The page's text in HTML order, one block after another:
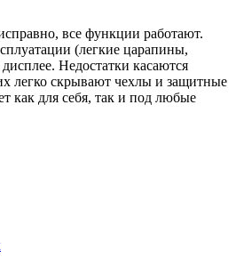
все функции работают.
(легкие царапины,
Недостатки касаются
легко скрывают чехлы и защитные
как для себя, так и под любые